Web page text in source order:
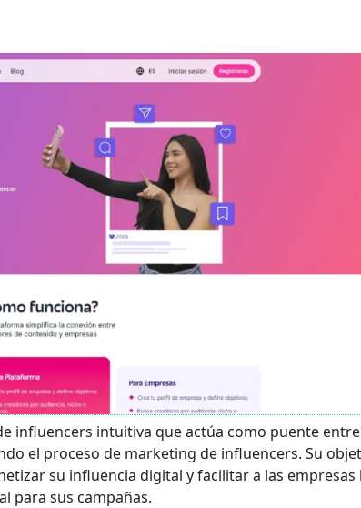
influencers intuitiva que actúa como puente entre
el proceso de marketing de influencers. Su
su influencia digital y facilitar a las empresas
para sus campañas.